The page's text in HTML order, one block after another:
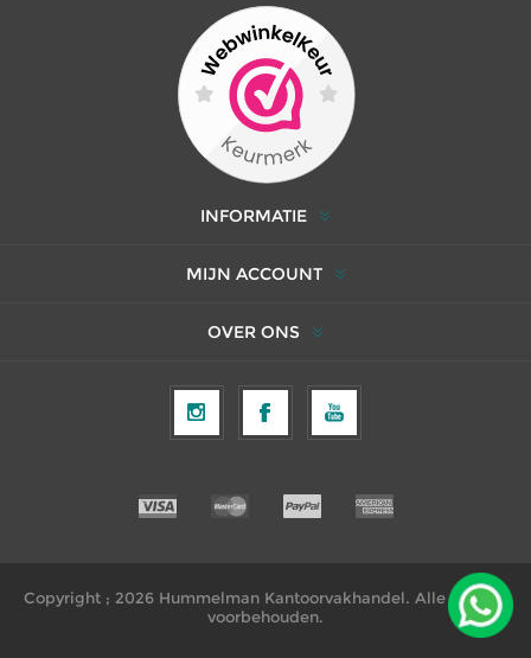
INFORMATIE
MIJN ACCOUNT
OVER ONS
Copyright ; 2026 Hummelman Kantoorvakhandel. Alle rechten
voorbehouden.